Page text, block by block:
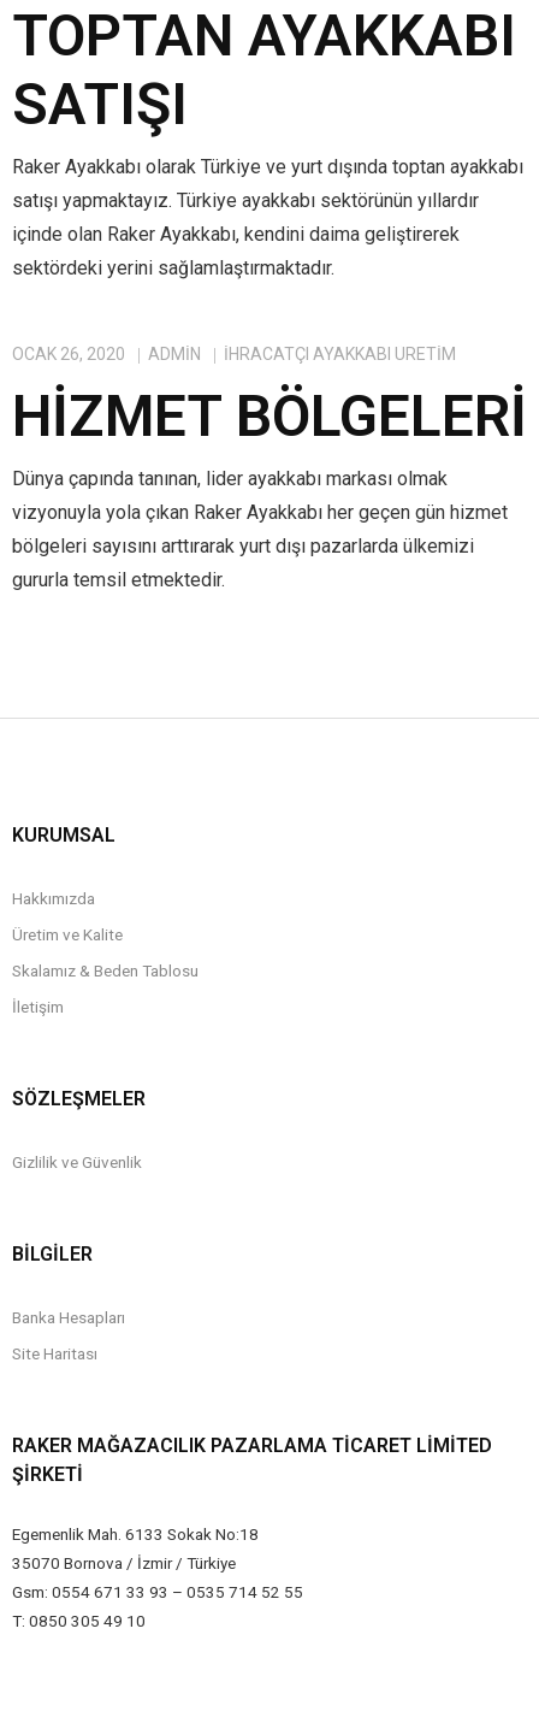
TOPTAN AYAKKABI
SATIŞI
Raker Ayakkabı olarak Türkiye ve yurt dışında toptan ayakkabı
satışı yapmaktayız. Türkiye ayakkabı sektörünün yıllardır
içinde olan Raker Ayakkabı, kendini daima geliştirerek
sektördeki yerini sağlamlaştırmaktadır.
OCAK 26, 2020 ADMIN IHRACATÇI AYAKKABI ÜRETIM
HIZMET BÖLGELERI
Dünya çapında tanınan, lider ayakkabı markası olmak
vizyonuyla yola çıkan Raker Ayakkabı her geçen gün hizmet
bölgeleri sayısını arttırarak yurt dışı pazarlarda ülkemizi
gururla temsil etmektedir.
KURUMSAL
Hakkımızda
Üretim ve Kalite
Skalamız & Beden Tablosu
İletişim
SÖZLEŞMELER
Gizlilik ve Güvenlik
BİLGİLER
Banka Hesapları
Site Haritası
RAKER MAĞAZACILIK PAZARLAMA TICARET LIMITED
ŞIRKETI
Egemenlik Mah. 6133 Sokak No:18
35070 Bornova / İzmir / Türkiye
Gsm: 0554 671 33 93 – 0535 714 52 55
T: 0850 305 49 10